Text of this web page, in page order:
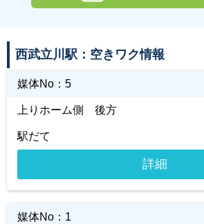
西武立川駅：空きワク情報
媒体No： 5
上りホーム側 後方
駅だて
詳細
媒体No： 1